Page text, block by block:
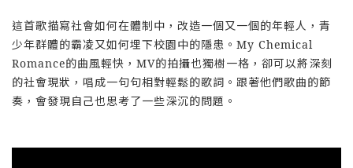
這首歌描寫社會如何在體制中，改造一個又一個的年輕人，青
少年群體的霸凌又如何埋下校園中的隱患。My Chemical
Romance的曲風輕快，MV的拍攝也獨樹一格，卻可以將深刻
的社會現狀，唱成一句句相對輕鬆的歌詞。跟著他們歌曲的節
奏，會發現自己也思考了一些深沉的問題。